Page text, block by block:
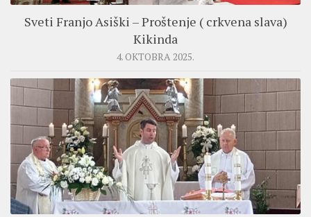
Sveti Franjo Asiški – Proštenje ( crkvena slava)
Kikinda
4. OKTOBRA 2025.